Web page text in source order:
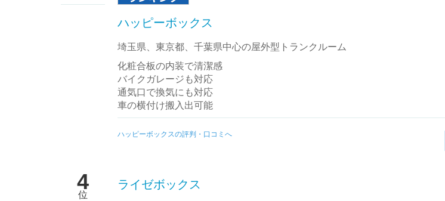
ハッピーボックス
埼玉県、東京都、千葉県中心の屋外型トランクルーム
化粧合板の内装で清潔感
バイクガレージも対応
通気口で換気にも対応
車の横付け搬入出可能
ハッピーボックスの評判・口コミへ
4
位
ライゼボックス